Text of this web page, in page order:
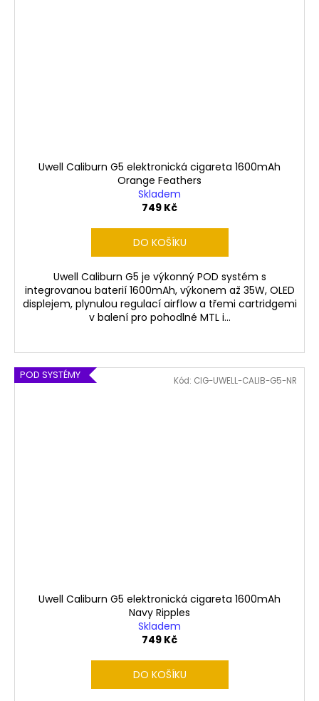
Uwell Caliburn G5 elektronická cigareta 1600mAh
Orange Feathers
Skladem
749 Kč
DO KOŠÍKU
Uwell Caliburn G5 je výkonný POD systém s
integrovanou baterií 1600mAh, výkonem až 35W, OLED
displejem, plynulou regulací airflow a třemi cartridgemi
v balení pro pohodlné MTL i...
POD SYSTÉMY
Uwell Caliburn G5 elektronická cigareta 1600mAh
Navy Ripples
Skladem
749 Kč
DO KOŠÍKU
Kód: CIG-UWELL-CALIB-G5-NR